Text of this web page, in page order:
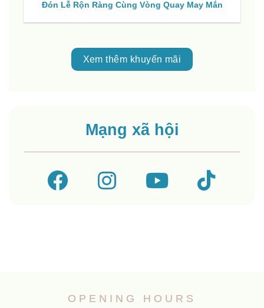
Đón Lễ Rộn Ràng Cùng Vòng Quay May Mắn
Xem thêm khuyến mãi
Mạng xã hội
OPENING HOURS